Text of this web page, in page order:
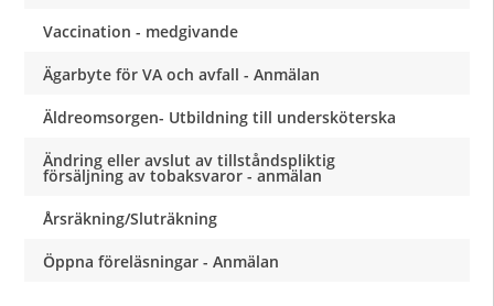
Vaccination - medgivande
Ägarbyte för VA och avfall - Anmälan
Äldreomsorgen- Utbildning till undersköterska
Ändring eller avslut av tillståndspliktig
försäljning av tobaksvaror - anmälan
Årsräkning/Sluträkning
Öppna föreläsningar - Anmälan